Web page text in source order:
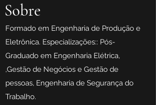
Sobre
Formado em Engenharia de Produção e
Eletrônica. Especializações:: Pós-
Graduado em Engenharia Elétrica,
,Gestão de Negócios e Gestão de
pessoas, Engenharia de Segurança do
Trabalho.